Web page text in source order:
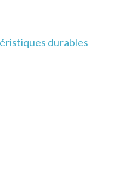
durables